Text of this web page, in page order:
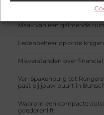
Woningontruiming zonder
Maak van een galmende
Ledenbeheer op orde
Misverstanden over
Van Spakenburg tot
past bij jouw buurt in
Waarom een compacte
goederenlift